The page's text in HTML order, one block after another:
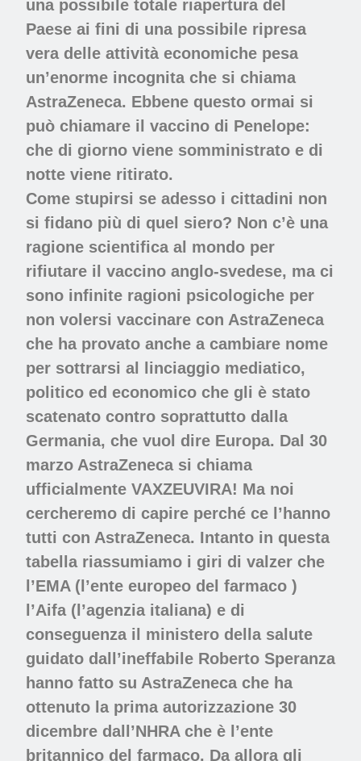
una possibile totale riapertura del
Paese ai fini di una possibile ripresa
vera delle attività economiche pesa
un’enorme incognita che si chiama
AstraZeneca. Ebbene questo ormai si
può chiamare il vaccino di Penelope:
che di giorno viene somministrato e di
notte viene ritirato.
Come stupirsi se adesso i cittadini non
si fidano più di quel siero? Non c’è una
ragione scientifica al mondo per
rifiutare il vaccino anglo-svedese, ma ci
sono infinite ragioni psicologiche per
non volersi vaccinare con AstraZeneca
che ha provato anche a cambiare nome
per sottrarsi al linciaggio mediatico,
politico ed economico che gli è stato
scatenato contro soprattutto dalla
Germania, che vuol dire Europa. Dal 30
marzo AstraZeneca si chiama
ufficialmente VAXZEUVIRA! Ma noi
cercheremo di capire perché ce l’hanno
tutti con AstraZeneca. Intanto in questa
tabella riassumiamo i giri di valzer che
l’EMA (l’ente europeo del farmaco )
l’Aifa (l’agenzia italiana) e di
conseguenza il ministero della salute
guidato dall’ineffabile Roberto Speranza
hanno fatto su AstraZeneca che ha
ottenuto la prima autorizzazione 30
dicembre dall’NHRA che è l’ente
britannico del farmaco. Da allora gli